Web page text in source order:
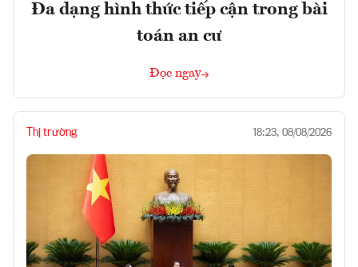
Đa dạng hình thức tiếp cận trong bài
toán an cư
Đọc ngay
Thị trường 18:23, 08/08/2026